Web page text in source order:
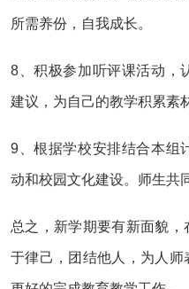
所需养份，自我成长。
8、积极参加听评课活动，
建议，为自己的教学积累素
9、根据学校安排结合本组
动和校园文化建设。师生共
总之，新学期要有新面貌
于律己，团结他人，为人师